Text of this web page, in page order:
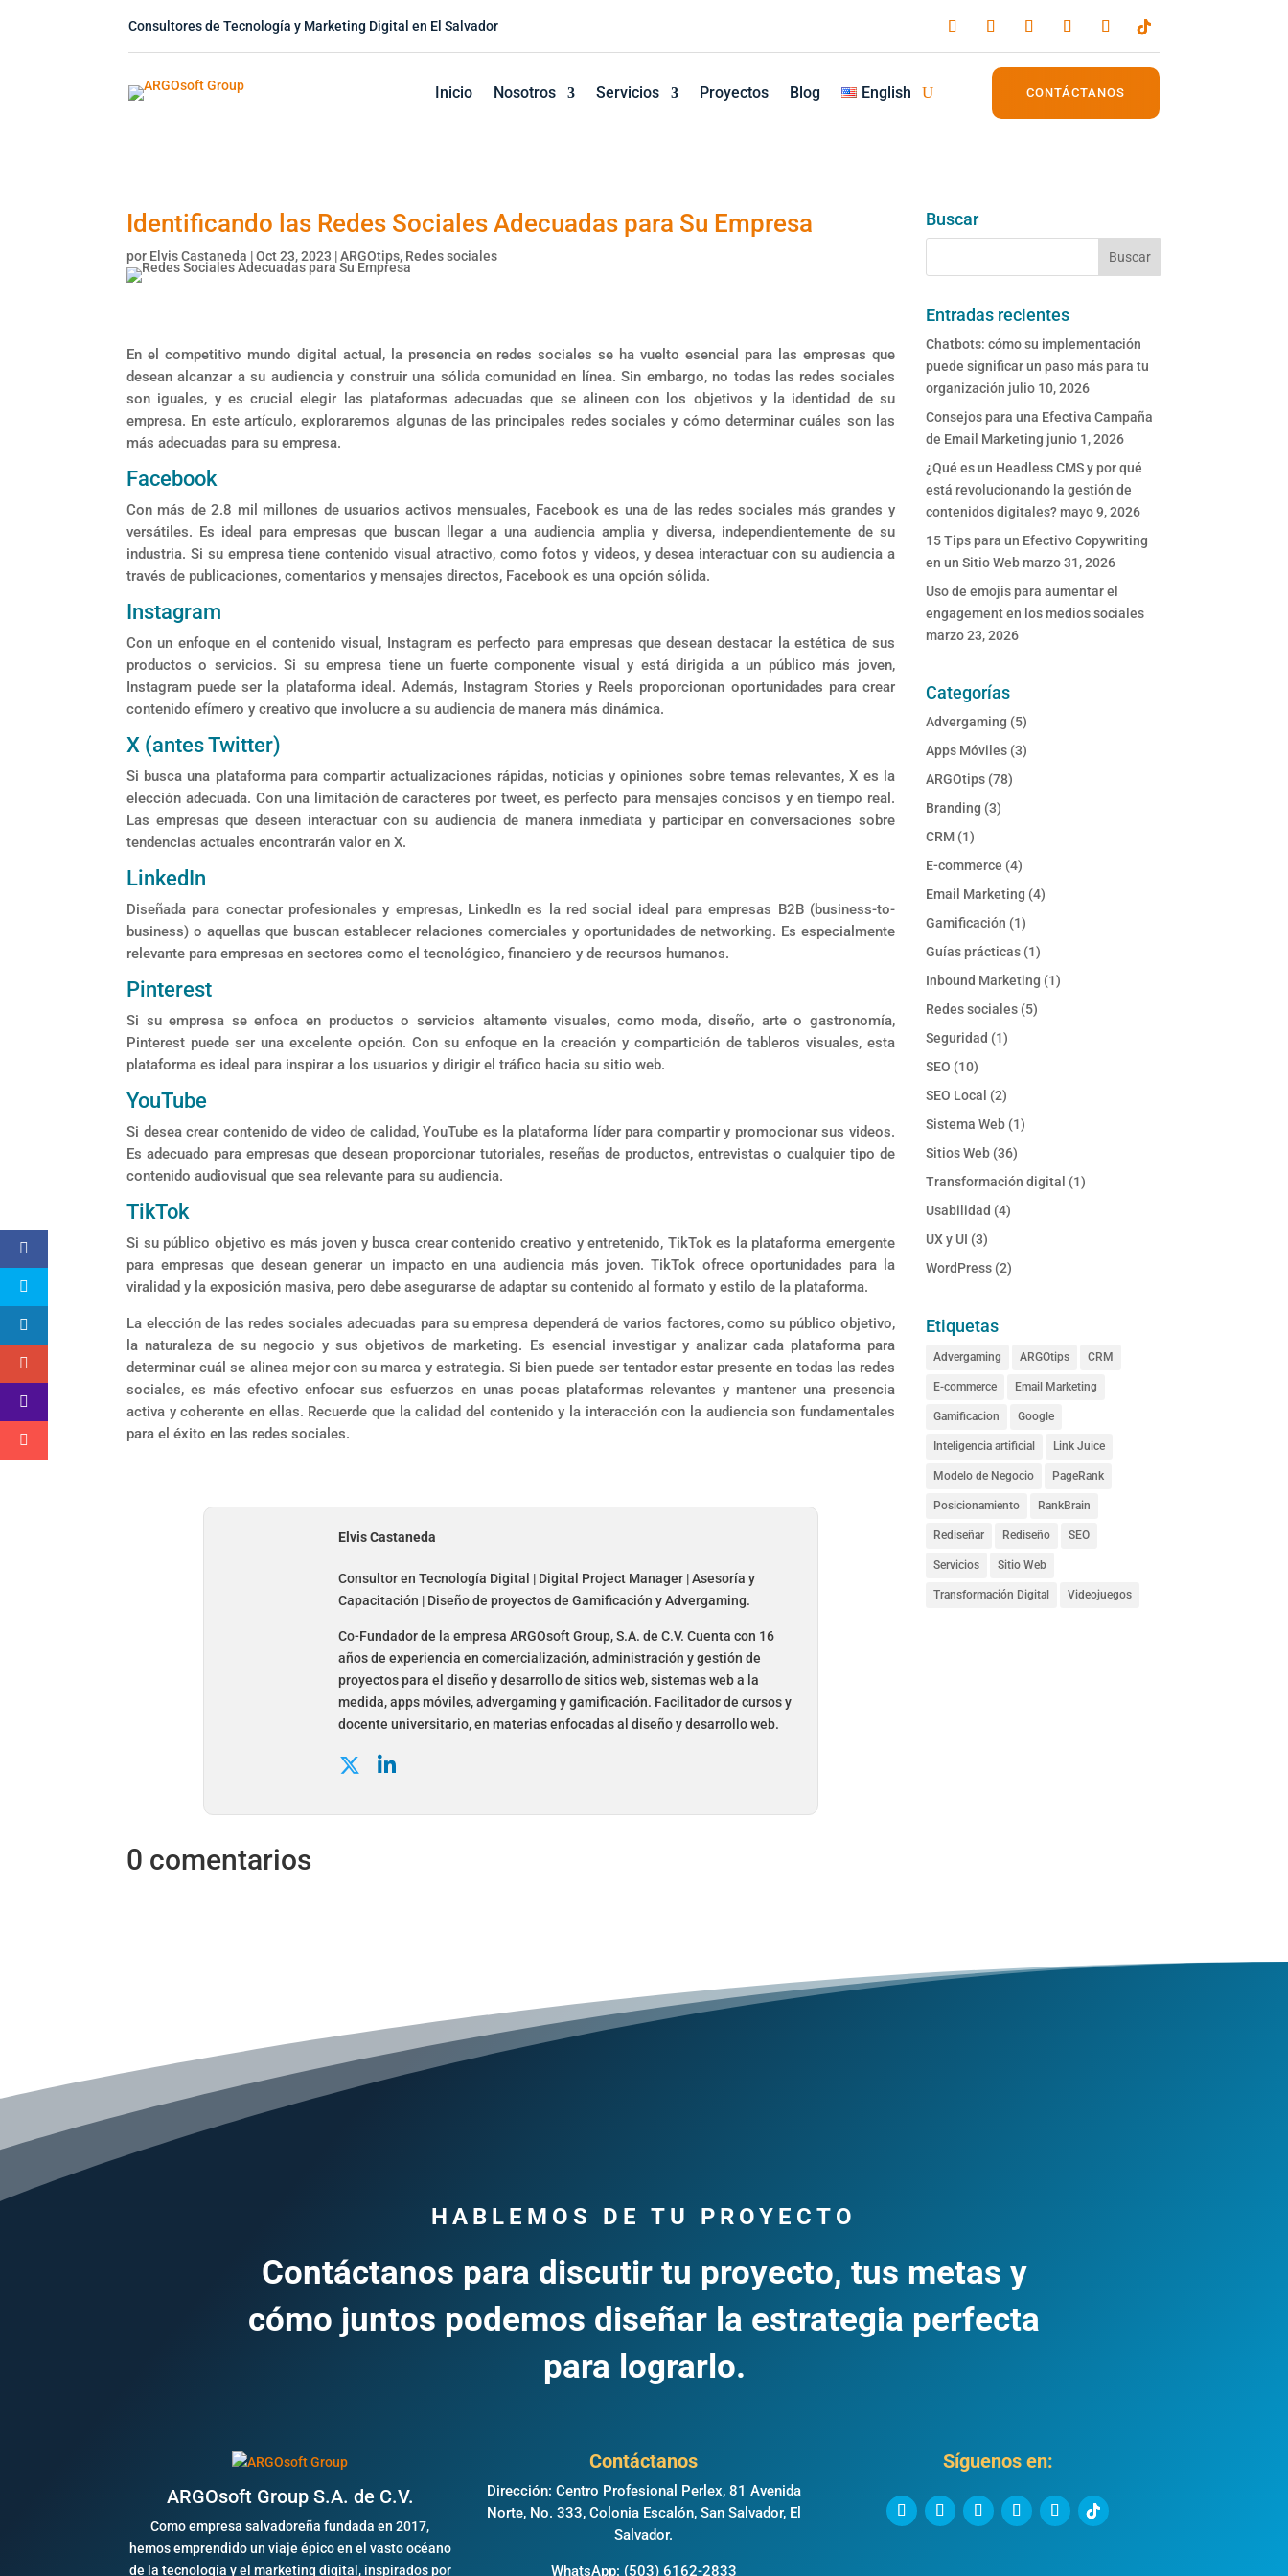
Consultores de Tecnología y Marketing Digital en El Salvador
Inicio Nosotros Servicios Proyectos Blog English CONTÁCTANOS
Identificando las Redes Sociales Adecuadas para Su Empresa
por Elvis Castaneda |Oct 23, 2023 |ARGOtips, Redes sociales
En el competitivo mundo digital actual, la presencia en redes sociales se ha vuelto esencial para las empresas que
desean alcanzar a su audiencia y construir una sólida comunidad en línea. Sin embargo, no todas las redes sociales
son iguales, y es crucial elegir las plataformas adecuadas que se alineen con los objetivos y la identidad de su
empresa. En este artículo, exploraremos algunas de las principales redes sociales y cómo determinar cuáles son las
más adecuadas para su empresa.
Facebook
Con más de 2.8 mil millones de usuarios activos mensuales, Facebook es una de las redes sociales más grandes y
versátiles. Es ideal para empresas que buscan llegar a una audiencia amplia y diversa, independientemente de su
industria. Si su empresa tiene contenido visual atractivo, como fotos y videos, y desea interactuar con su audiencia a
través de publicaciones, comentarios y mensajes directos, Facebook es una opción sólida.
Instagram
Con un enfoque en el contenido visual, Instagram es perfecto para empresas que desean destacar la estética de sus
productos o servicios. Si su empresa tiene un fuerte componente visual y está dirigida a un público más joven,
Instagram puede ser la plataforma ideal. Además, Instagram Stories y Reels proporcionan oportunidades para crear
contenido efímero y creativo que involucre a su audiencia de manera más dinámica.
X (antes Twitter)
Si busca una plataforma para compartir actualizaciones rápidas, noticias y opiniones sobre temas relevantes, X es la
elección adecuada. Con una limitación de caracteres por tweet, es perfecto para mensajes concisos y en tiempo real.
Las empresas que deseen interactuar con su audiencia de manera inmediata y participar en conversaciones sobre
tendencias actuales encontrarán valor en X.
LinkedIn
Diseñada para conectar profesionales y empresas, LinkedIn es la red social ideal para empresas B2B (business-to-
business) o aquellas que buscan establecer relaciones comerciales y oportunidades de networking. Es especialmente
relevante para empresas en sectores como el tecnológico, financiero y de recursos humanos.
Pinterest
Si su empresa se enfoca en productos o servicios altamente visuales, como moda, diseño, arte o gastronomía,
Pinterest puede ser una excelente opción. Con su enfoque en la creación y compartición de tableros visuales, esta
plataforma es ideal para inspirar a los usuarios y dirigir el tráfico hacia su sitio web.
YouTube
Si desea crear contenido de video de calidad, YouTube es la plataforma líder para compartir y promocionar sus videos.
Es adecuado para empresas que desean proporcionar tutoriales, reseñas de productos, entrevistas o cualquier tipo de
contenido audiovisual que sea relevante para su audiencia.
TikTok
Si su público objetivo es más joven y busca crear contenido creativo y entretenido, TikTok es la plataforma emergente
para empresas que desean generar un impacto en una audiencia más joven. TikTok ofrece oportunidades para la
viralidad y la exposición masiva, pero debe asegurarse de adaptar su contenido al formato y estilo de la plataforma.
La elección de las redes sociales adecuadas para su empresa dependerá de varios factores, como su público objetivo,
la naturaleza de su negocio y sus objetivos de marketing. Es esencial investigar y analizar cada plataforma para
determinar cuál se alinea mejor con su marca y estrategia. Si bien puede ser tentador estar presente en todas las redes
sociales, es más efectivo enfocar sus esfuerzos en unas pocas plataformas relevantes y mantener una presencia
activa y coherente en ellas. Recuerde que la calidad del contenido y la interacción con la audiencia son fundamentales
para el éxito en las redes sociales.
Elvis Castaneda
Consultor en Tecnología Digital | Digital Project Manager | Asesoría y
Capacitación | Diseño de proyectos de Gamificación y Advergaming.
Co-Fundador de la empresa ARGOsoft Group, S.A. de C.V. Cuenta con 16
años de experiencia en comercialización, administración y gestión de
proyectos para el diseño y desarrollo de sitios web, sistemas web a la
medida, apps móviles, advergaming y gamificación. Facilitador de cursos y
docente universitario, en materias enfocadas al diseño y desarrollo web.
0 comentarios
Buscar
Entradas recientes
Chatbots: cómo su implementación
puede significar un paso más para tu
organización julio 10, 2026
Consejos para una Efectiva Campaña
de Email Marketing junio 1, 2026
¿Qué es un Headless CMS y por qué
está revolucionando la gestión de
contenidos digitales? mayo 9, 2026
15 Tips para un Efectivo Copywriting
en un Sitio Web marzo 31, 2026
Uso de emojis para aumentar el
engagement en los medios sociales
marzo 23, 2026
Categorías
Advergaming (5)
Apps Móviles (3)
ARGOtips (78)
Branding (3)
CRM (1)
E-commerce (4)
Email Marketing (4)
Gamificación (1)
Guías prácticas (1)
Inbound Marketing (1)
Redes sociales (5)
Seguridad (1)
SEO (10)
SEO Local (2)
Sistema Web (1)
Sitios Web (36)
Transformación digital (1)
Usabilidad (4)
UX y UI (3)
WordPress (2)
Etiquetas
Advergaming ARGOtips CRM
E-commerce Email Marketing
Gamificacion Google
Inteligencia artificial Link Juice
Modelo de Negocio PageRank
Posicionamiento RankBrain
Rediseñar Rediseño SEO
Servicios Sitio Web
Transformación Digital Videojuegos
HABLEMOS DE TU PROYECTO
Contáctanos para discutir tu proyecto, tus metas y
cómo juntos podemos diseñar la estrategia perfecta
para lograrlo.
ARGOsoft Group S.A. de C.V.
Como empresa salvadoreña fundada en 2017,
hemos emprendido un viaje épico en el vasto océano
de la tecnología y el marketing digital, inspirados por
Contáctanos
Dirección: Centro Profesional Perlex, 81 Avenida
Norte, No. 333, Colonia Escalón, San Salvador, El
Salvador.
WhatsApp: (503) 6162-2833
Síguenos en: